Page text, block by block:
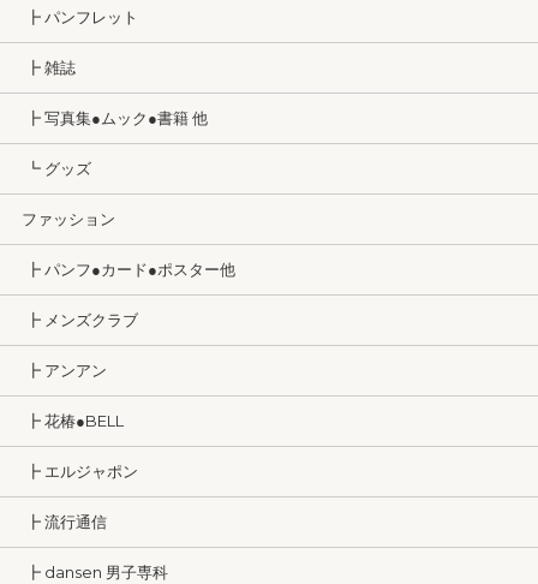
┣ パンフレット
┣ 雑誌
┣ 写真集●ムック●書籍 他
┗ グッズ
ファッション
┣ パンフ●カード●ポスター他
┣ メンズクラブ
┣ アンアン
┣ 花椿●BELL
┣ エルジャポン
┣ 流行通信
┣ dansen 男子専科